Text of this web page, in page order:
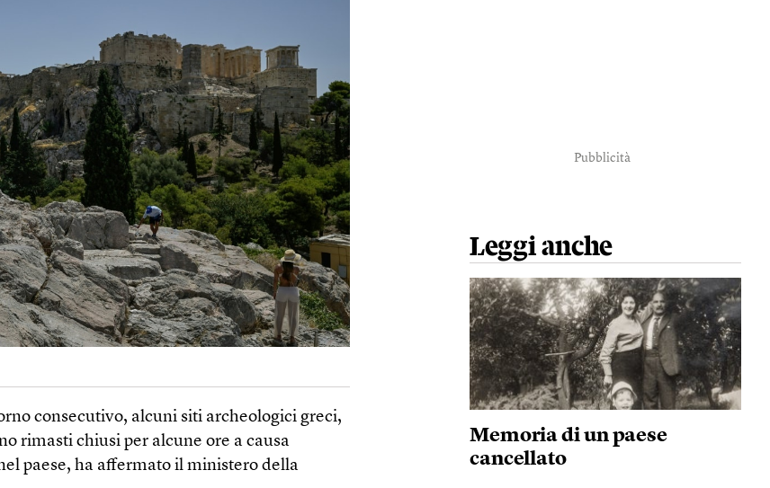
consecutivo, alcuni siti archeologici greci,
rimasti chiusi per alcune ore a causa
paese, ha affermato il ministero della
Pubblicità
Leggi anche
Memoria di un paese
cancellato